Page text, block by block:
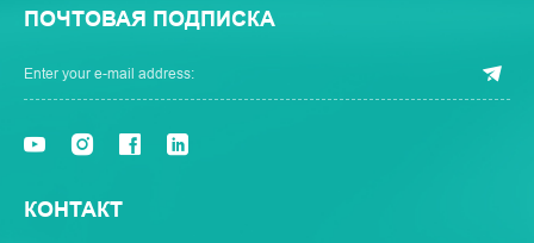
ПОЧТОВАЯ ПОДПИСКА
КОНТАКТ